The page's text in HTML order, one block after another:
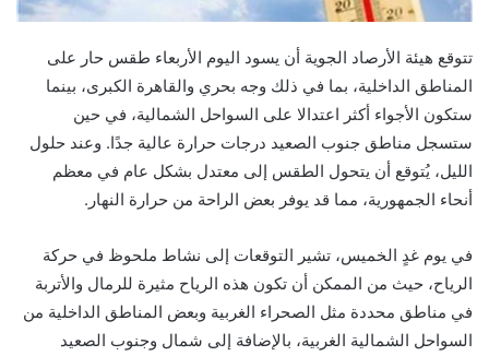
تتوقع هيئة الأرصاد الجوية أن يسود اليوم الأربعاء طقس حار على
المناطق الداخلية، بما في ذلك وجه بحري والقاهرة الكبرى، بينما
ستكون الأجواء أكثر اعتدالا على السواحل الشمالية، في حين
ستسجل مناطق جنوب الصعيد درجات حرارة عالية جدًا. وعند حلول
الليل، يُتوقع أن يتحول الطقس إلى معتدل بشكل عام في معظم
أنحاء الجمهورية، مما قد يوفر بعض الراحة من حرارة النهار.
في يوم غدٍ الخميس، تشير التوقعات إلى نشاط ملحوظ في حركة
الرياح، حيث من الممكن أن تكون هذه الرياح مثيرة للرمال والأتربة
في مناطق محددة مثل الصحراء الغربية وبعض المناطق الداخلية من
السواحل الشمالية الغربية، بالإضافة إلى شمال وجنوب الصعيد